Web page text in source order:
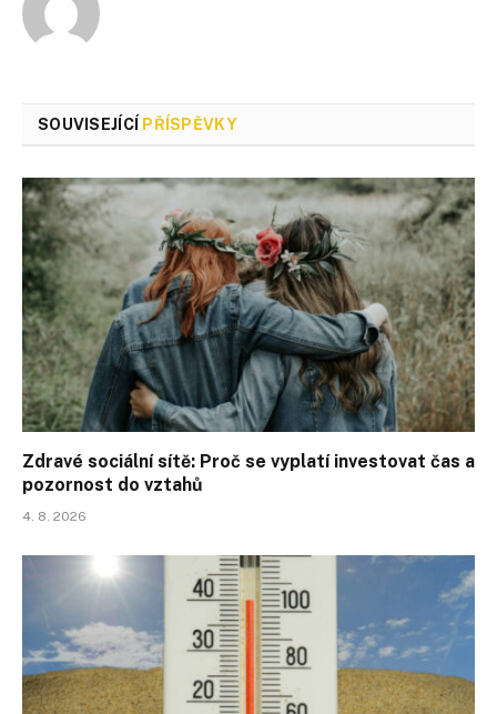
SOUVISEJÍCÍ PŘÍSPĚVKY
Zdravé sociální sítě: Proč se vyplatí investovat čas a
pozornost do vztahů
4. 8. 2026